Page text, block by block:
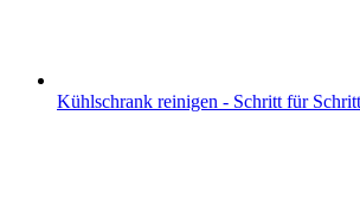
Kühlschrank reinigen - Schritt für